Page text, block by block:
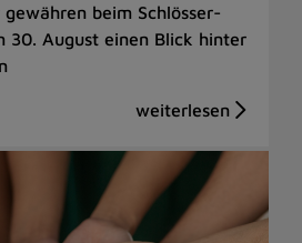
gewähren beim Schlösser-
30. August einen Blick hinter